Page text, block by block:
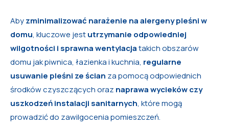
Abyzminimalizować narażenie na alergeny pleśni w
domu, kluczowe jestutrzymanie odpowiedniej
wilgotności i sprawna wentylacjatakich obszarów
domu jak piwnica, łazienka i kuchnia, regularne
usuwanie pleśni ze ścian za pomocą odpowiednich
środków czyszczących oraz naprawa wycieków czy
uszkodzeń instalacji sanitarnych, które mogą
prowadzić do zawilgocenia pomieszczeń.